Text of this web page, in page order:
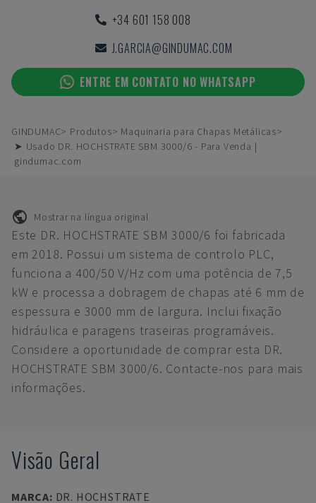
+34 601 158 008
J.GARCIA@GINDUMAC.COM
ENTRE EM CONTATO NO WHATSAPP
GINDUMAC Produtos
Maquinaria para Chapas Metálicas
➤ Usado DR. HOCHSTRATE SBM 3000/6 - Para Venda |
gindumac.com
Mostrar na língua original
Este DR. HOCHSTRATE SBM 3000/6 foi fabricada
em 2018. Possui um sistema de controlo PLC,
funciona a 400/50 V/Hz com uma potência de 7,5
kW e processa a dobragem de chapas até 6 mm de
espessura e 3000 mm de largura. Inclui fixação
hidráulica e paragens traseiras programáveis.
Considere a oportunidade de comprar esta DR.
HOCHSTRATE SBM 3000/6. Contacte-nos para mais
informações.
Visão Geral
MARCA: DR. HOCHSTRATE